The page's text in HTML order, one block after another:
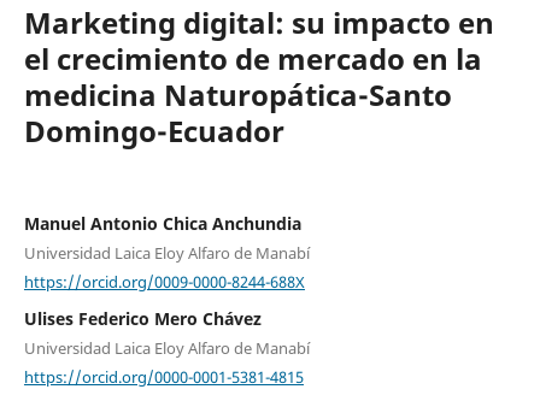
Marketing digital: su impacto en
el crecimiento de mercado en la
medicina Naturopática-Santo
Domingo-Ecuador
Manuel Antonio Chica Anchundia
Universidad Laica Eloy Alfaro de Manabí
https://orcid.org/0009-0000-8244-688X
Ulises Federico Mero Chávez
Universidad Laica Eloy Alfaro de Manabí
https://orcid.org/0000-0001-5381-4815